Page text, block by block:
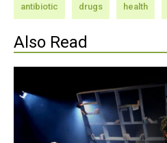
antibiotic drugs health
Also Read